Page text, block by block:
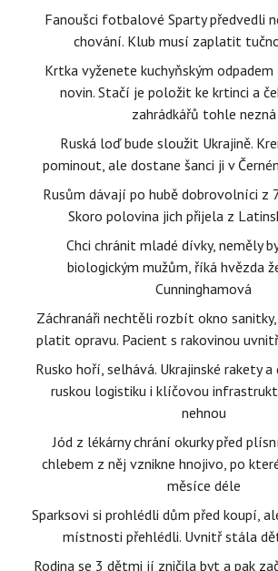
Fanoušci fotbalové Sparty předvedli
chování. Klub musí zaplatit
Krtka vyženete kuchyňským
novin. Stačí je položit ke krtinci a
zahrádkářů tohle nezná
Ruská loď bude sloužit Ukrajině.
pominout, ale dostane šanci ji v
Rusům dávají po hubě dobrovolníci z
Skoro polovina jich přijela z
Chci chránit mladé dívky, neměly
biologickým mužům, říká hvězda
Cunninghamová
Záchranáři nechtěli rozbít okno
platit opravu. Pacient s rakovinou
Rusko hoří, selhává. Ukrajinské rakety
ruskou logistiku i klíčovou
nehnou
Jód z lékárny chrání okurky před
chlebem z něj vznikne hnojivo, po
měsíce déle
Sparksovi si prohlédli dům před koupí,
místnosti přehlédli. Uvnitř stála
Rodina se 3 dětmi jí zničila byt a pak